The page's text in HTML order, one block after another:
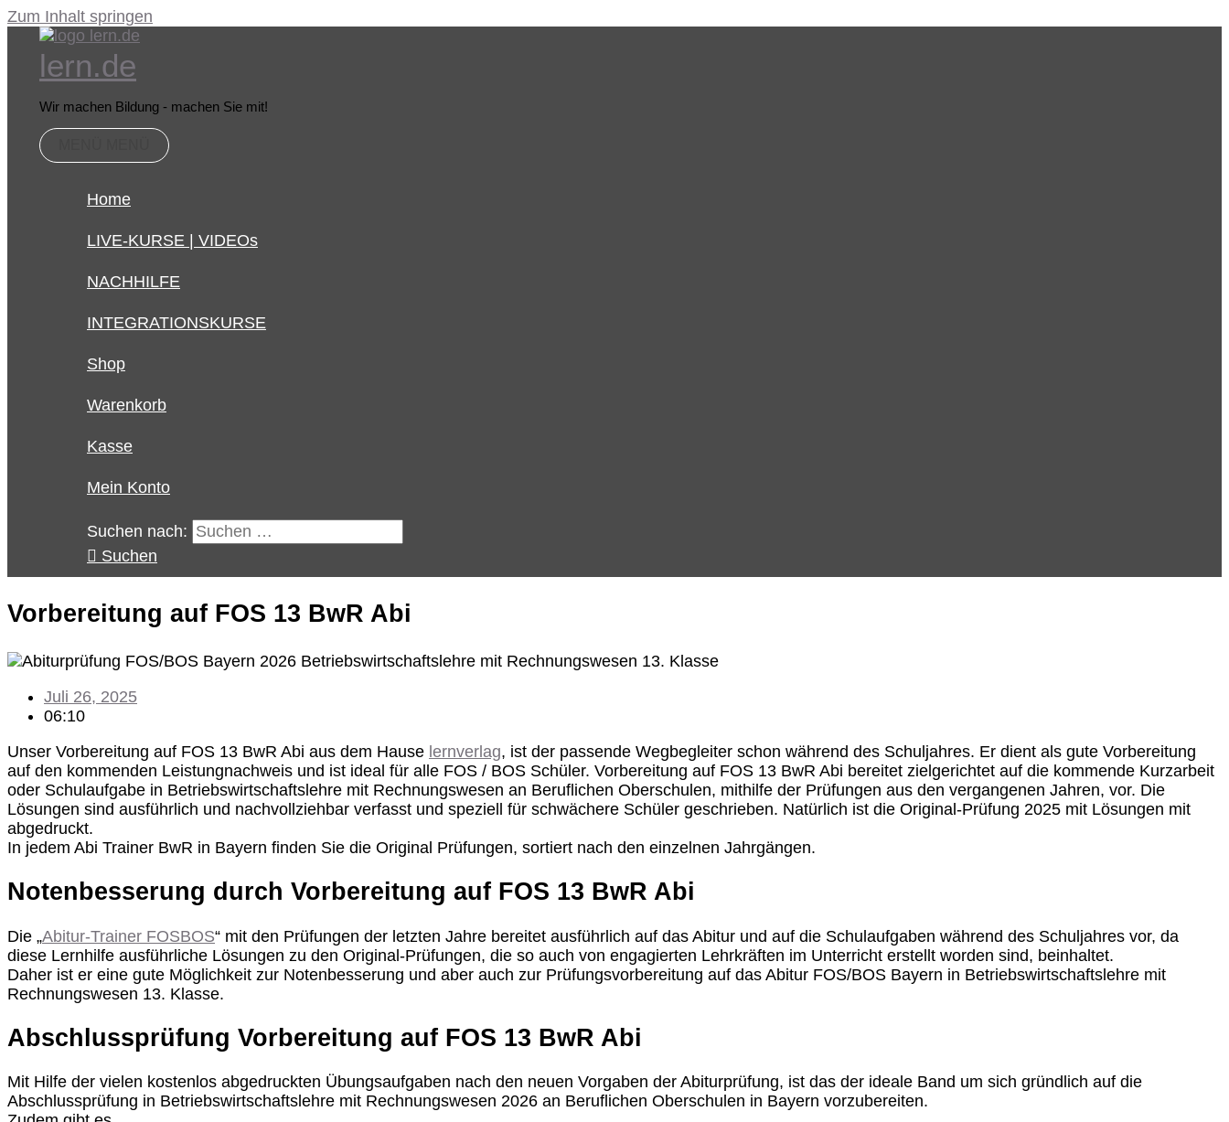
Zum Inhalt springen
lern.de
Wir machen Bildung - machen Sie mit!
Home
LIVE-KURSE | VIDEOs
NACHHILFE
INTEGRATIONSKURSE
Shop
Warenkorb
Kasse
Mein Konto
Suchen nach:
Suchen
Vorbereitung auf FOS 13 BwR Abi
Juli 26, 2025
06:10
Unser Vorbereitung auf FOS 13 BwR Abi aus dem Hause lernverlag, ist der passende Wegbegleiter schon während des Schuljahres. Er dient als gute Vorbereitung
auf den kommenden Leistungnachweis und ist ideal für alle FOS / BOS Schüler. Vorbereitung auf FOS 13 BwR Abi bereitet zielgerichtet auf die kommende Kurzarbeit
oder Schulaufgabe in Betriebswirtschaftslehre mit Rechnungswesen an Beruflichen Oberschulen, mithilfe der Prüfungen aus den vergangenen Jahren, vor. Die
Lösungen sind ausführlich und nachvollziehbar verfasst und speziell für schwächere Schüler geschrieben. Natürlich ist die Original-Prüfung 2025 mit Lösungen mit
abgedruckt.
In jedem Abi Trainer BwR in Bayern finden Sie die Original Prüfungen, sortiert nach den einzelnen Jahrgängen.
Notenbesserung durch Vorbereitung auf FOS 13 BwR Abi
Die „Abitur-Trainer FOSBOS“ mit den Prüfungen der letzten Jahre bereitet ausführlich auf das Abitur und auf die Schulaufgaben während des Schuljahres vor, da
diese Lernhilfe ausführliche Lösungen zu den Original-Prüfungen, die so auch von engagierten Lehrkräften im Unterricht erstellt worden sind, beinhaltet.
Daher ist er eine gute Möglichkeit zur Notenbesserung und aber auch zur Prüfungsvorbereitung auf das Abitur FOS/BOS Bayern in Betriebswirtschaftslehre mit
Rechnungswesen 13. Klasse.
Abschlussprüfung Vorbereitung auf FOS 13 BwR Abi
Mit Hilfe der vielen kostenlos abgedruckten Übungsaufgaben nach den neuen Vorgaben der Abiturprüfung, ist das der ideale Band um sich gründlich auf die
Abschlussprüfung in Betriebswirtschaftslehre mit Rechnungswesen 2026 an Beruflichen Oberschulen in Bayern vorzubereiten.